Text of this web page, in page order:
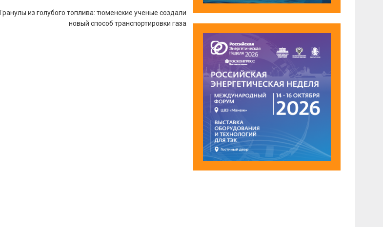
Гранулы из голубого топлива: тюменские ученые создали
новый способ транспортировки газа